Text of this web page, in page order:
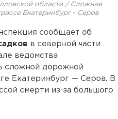
области / Сложная
Екатеринбург - Серов
сообщает об
в северной части
ведомства
сложной дорожной
Екатеринбург — Серов. В
смерти из-за большого